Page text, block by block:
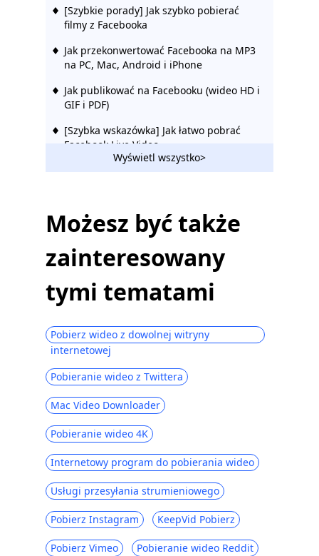
[Szybkie porady] Jak szybko pobierać
filmy z Facebooka
Jak przekonwertować Facebooka na MP3
na PC, Mac, Android i iPhone
Jak publikować na Facebooku (wideo HD i
GIF i PDF)
[Szybka wskazówka] Jak łatwo pobrać
Facebook Live Video
10 najlepszych programów do
[Sprawdzony] Skuteczny sposób łatwego
pobierania prywatnych filmów z
Facebooka 2023
prywatny i chronić swoją prywatność
programów do pobierania wideo z
Facebooka | Spróbuj ich
[100% pracy] Pobierz wideo z Facebook
Messenger 2023
Jak znaleźć zapisane posty na Facebooku
[najłatwiejszy sposób]
Nagrywaj wideo z Facebooka na
dowolnym urządzeniu za pomocą
wbudowanego rejestratora
naprawić [2023]
Dlaczego Facebook działa tak wolno?
Wyświetl wszystko>
Możesz być także
zainteresowany
tymi tematami
Pobierz wideo z dowolnej witryny
internetowej
Pobieranie wideo z Twittera
Mac Video Downloader
Pobieranie wideo 4K
Internetowy program do pobierania wideo
Usługi przesyłania strumieniowego
Pobierz Instagram KeepVid Pobierz
Pobierz Vimeo Pobieranie wideo Reddit